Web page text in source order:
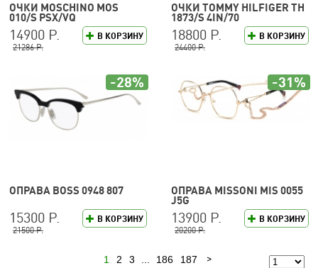
ОЧКИ MOSCHINO MOS
010/S PSX/VQ
В КОРЗИНУ
14900 Р.
21286 Р.
ОЧКИ TOMMY HILFIGER TH
1873/S 4IN/70
В КОРЗИНУ
18800 Р.
24400 Р.
ОПРАВА BOSS 0948 807
В КОРЗИНУ
15300 Р.
21500 Р.
-28%
ОПРАВА MISSONI MIS 0055
J5G
В КОРЗИНУ
13900 Р.
20200 Р.
-31%
1 2 3 186 187